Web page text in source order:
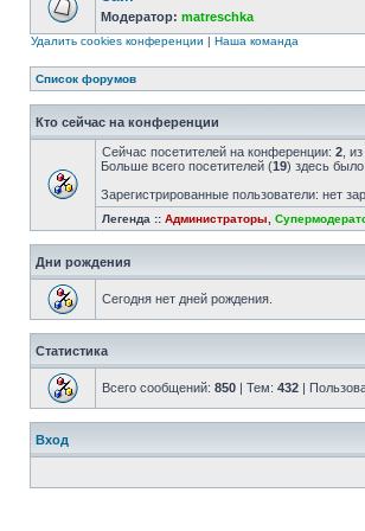
Модератор: matreschka
Удалить cookies конференции | Наша команда
Список форумов
Кто сейчас на конференции
Сейчас посетителей на конференции: 2 ,
Больше всего посетителей (19) здесь было
Зарегистрированные пользователи: нет
Легенда :: Администраторы
Дни рождения
Сегодня нет дней рождения.
Статистика
Всего сообщений: 850 | Тем: 432 |
Вход